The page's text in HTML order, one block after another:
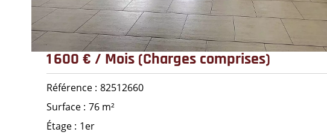
1 600 € / Mois (Charges comprises)
Référence 82512660
Surface 76 m²
Étage
1er